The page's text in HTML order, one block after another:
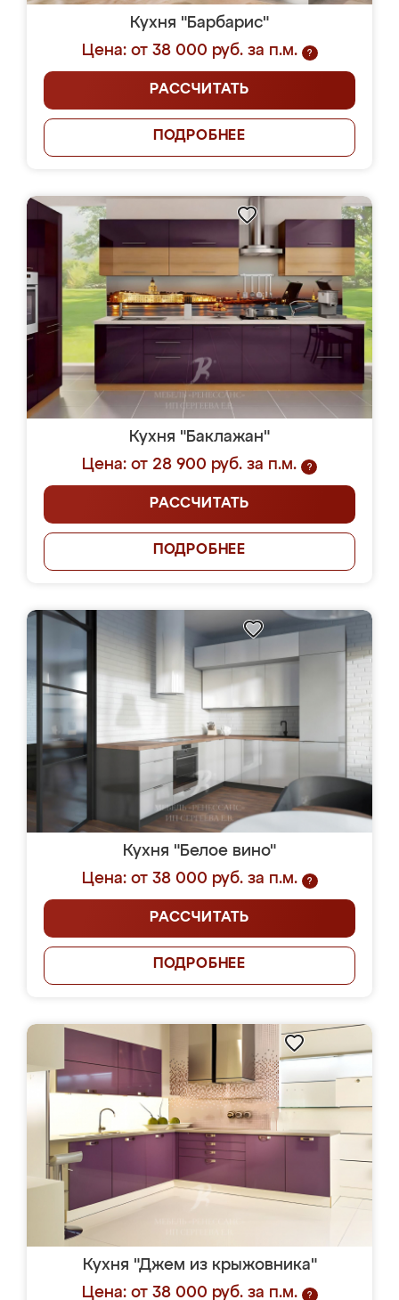
Кухня "Барбарис"
Цена: от 38 000 руб. за п.м.
?
РАССЧИТАТЬ
ПОДРОБНЕЕ
Кухня "Баклажан"
Цена: от 28 900 руб. за п.м.
?
РАССЧИТАТЬ
ПОДРОБНЕЕ
Кухня "Белое вино"
Цена: от 38 000 руб. за п.м.
?
РАССЧИТАТЬ
ПОДРОБНЕЕ
Кухня "Джем из крыжовника"
Цена: от 38 000 руб. за п.м.
?